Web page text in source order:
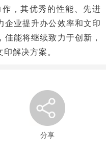
，其优秀的性能、先进
企业提升办公效率和文印
能将继续致力于创新，
解决方案。
分享